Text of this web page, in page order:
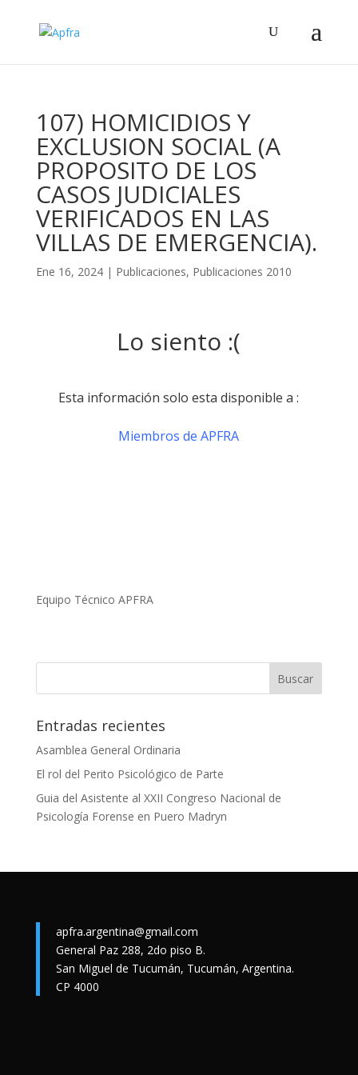
107) HOMICIDIOS Y
EXCLUSION SOCIAL (A
PROPOSITO DE LOS
CASOS JUDICIALES
VERIFICADOS EN LAS
VILLAS DE EMERGENCIA).
Ene 16, 2024| Publicaciones, Publicaciones 2010
Lo siento :(
Esta información solo esta disponible a :
Miembros de APFRA
Equipo Técnico APFRA
Entradas recientes
Asamblea General Ordinaria
El rol del Perito Psicológico de Parte
Guia del Asistente al XXII Congreso Nacional de
Psicología Forense en Puero Madryn
apfra.argentina@gmail.com
General Paz 288, 2do piso B.
San Miguel de Tucumán, Tucumán, Argentina.
CP 4000